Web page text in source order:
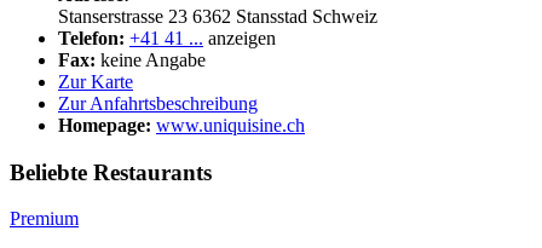
Stanserstrasse 23 6362 Stansstad Schweiz
Telefon: +41 41 ... anzeigen
Fax: keine Angabe
Zur Karte
Zur Anfahrtsbeschreibung
Homepage: www.uniquisine.ch
Beliebte Restaurants
Premium